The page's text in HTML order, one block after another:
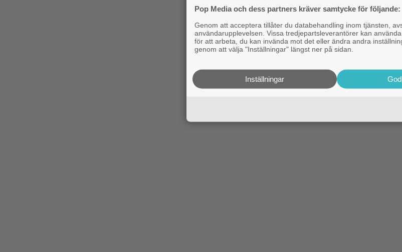
Pop Media och dess partners kräver samtycke för följande:
Genom att acceptera tillåter du databehandling inom tjänsten,
användarupplevelsen. Vissa tredjepartsleverantörer kan
för att arbeta, du kan invända mot det eller ändra andra
genom att välja "Inställningar" längst ner på sidan.
Inställningar